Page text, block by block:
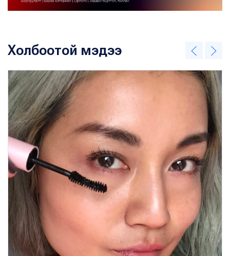
Холбоотой мэдээ